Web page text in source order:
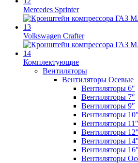
Mercedes Sprinter
Volkswagen Crafter
Комплектующие
Вентиляторы
Вентиляторы Осевые
Вентиляторы 6″
Вентиляторы 7″
Вентиляторы 9″
Вентиляторы 10″
Вентиляторы 11″
Вентиляторы 12″
Вентиляторы 14″
Вентиляторы 16″
Вентиляторы